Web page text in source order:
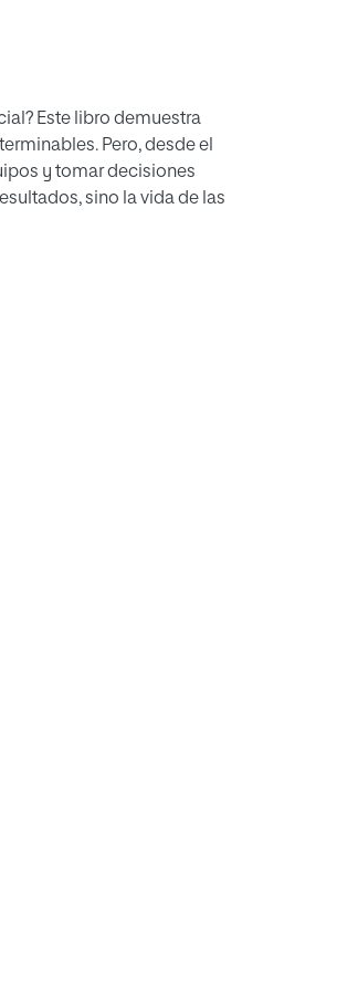
Este libro demuestra
Pero, desde el
y tomar decisiones
sino la vida de las
que permitan evaluar,
social y ambiental,
organizaciones. Porque